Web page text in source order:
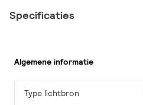
Specificaties
Algemene informatie
Type lichtbron